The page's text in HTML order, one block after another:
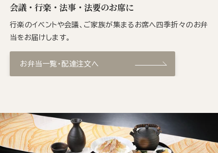
会議・行楽・法事・法要のお席に
行楽のイベントや会議、ご家族が集まるお席へ四季折々のお弁
当をお届けします。
お弁当一覧・配達注文へ